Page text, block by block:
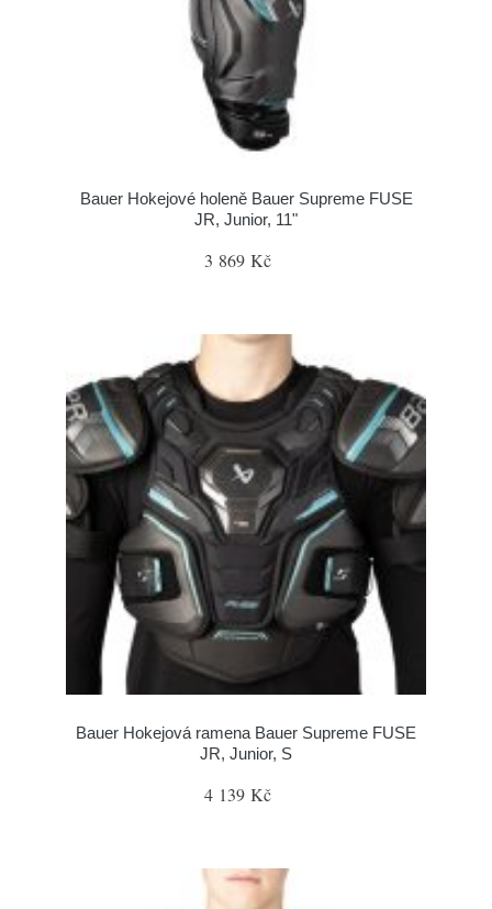
Bauer Hokejové holeně Bauer Supreme FUSE
JR, Junior, 11"
3 869 Kč
Bauer Hokejová ramena Bauer Supreme FUSE
JR, Junior, S
4 139 Kč